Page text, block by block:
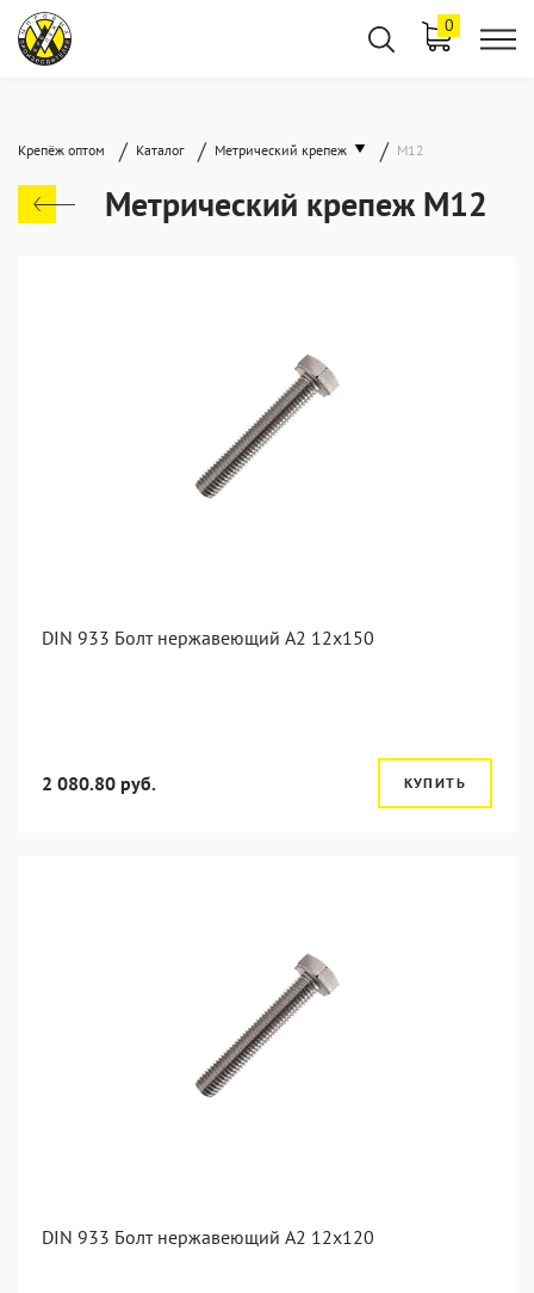
0
Крепёж оптом / Каталог / Метрический крепеж / М12
Метрический крепеж М12
DIN 933 Болт нержавеющий А2 12х150
2 080.80 руб. КУПИТЬ
DIN 933 Болт нержавеющий А2 12х120